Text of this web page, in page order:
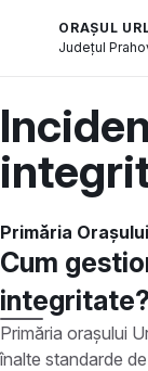
ORAȘUL
Județul
Primăria
Cum
integritate?
Primăria orașului
înalte standarde